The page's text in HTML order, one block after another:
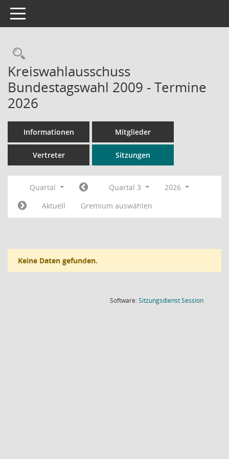
Toggle navigation
Rechercheauswahl
Kreiswahlausschuss
Bundestagswahl 2009 - Termine
2026
Informationen Mitglieder
Vertreter Sitzungen
Quartal Quartal 3
2026
Aktuell
Gremium auswählen
Keine Daten gefunden.
Software:SitzungsdienstSession(Wird in